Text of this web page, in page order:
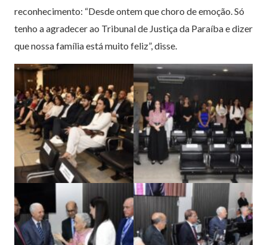
reconhecimento: “Desde ontem que choro de emoção. Só
tenho a agradecer ao Tribunal de Justiça da Paraíba e dizer
que nossa família está muito feliz”, disse.